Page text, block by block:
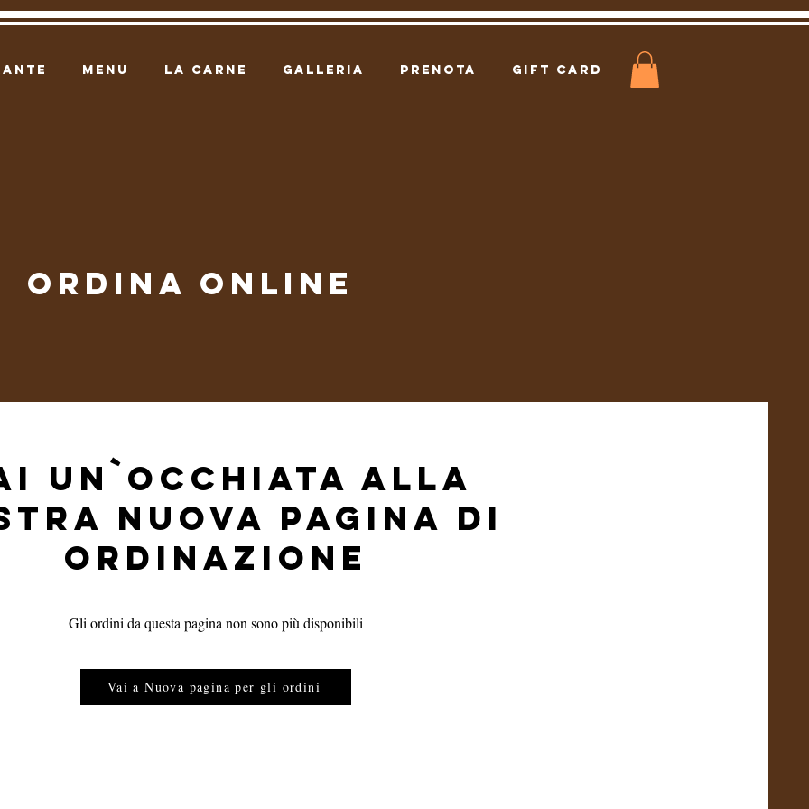
MENU LA CARNE GALLERIA PRENOTA Gift Card
ordina online
un`occhiata alla
nuova pagina di
ordinazione
Gli ordini da questa pagina non sono più disponibili
Vai a Nuova pagina per gli ordini